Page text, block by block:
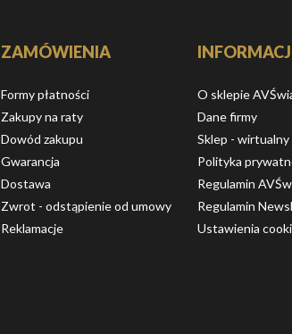
ZAMÓWIENIA
Formy płatności
Zakupy na raty
Dowód zakupu
Gwarancja
Dostawa
Zwrot - odstąpienie od umowy
Reklamacje
O sklepie
Dane firmy
Sklep - wirtualny
Polityka
Regulamin
Regulamin
Ustawienia